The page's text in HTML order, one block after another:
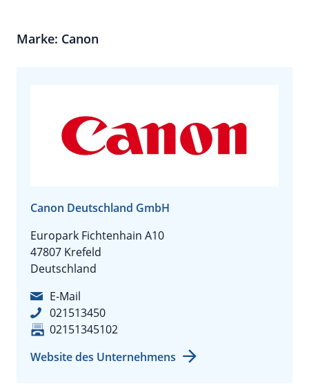
Marke: Canon
Canon Deutschland GmbH
Europark Fichtenhain A10
47807 Krefeld
Deutschland
E-Mail
021513450
02151345102
Website des Unternehmens